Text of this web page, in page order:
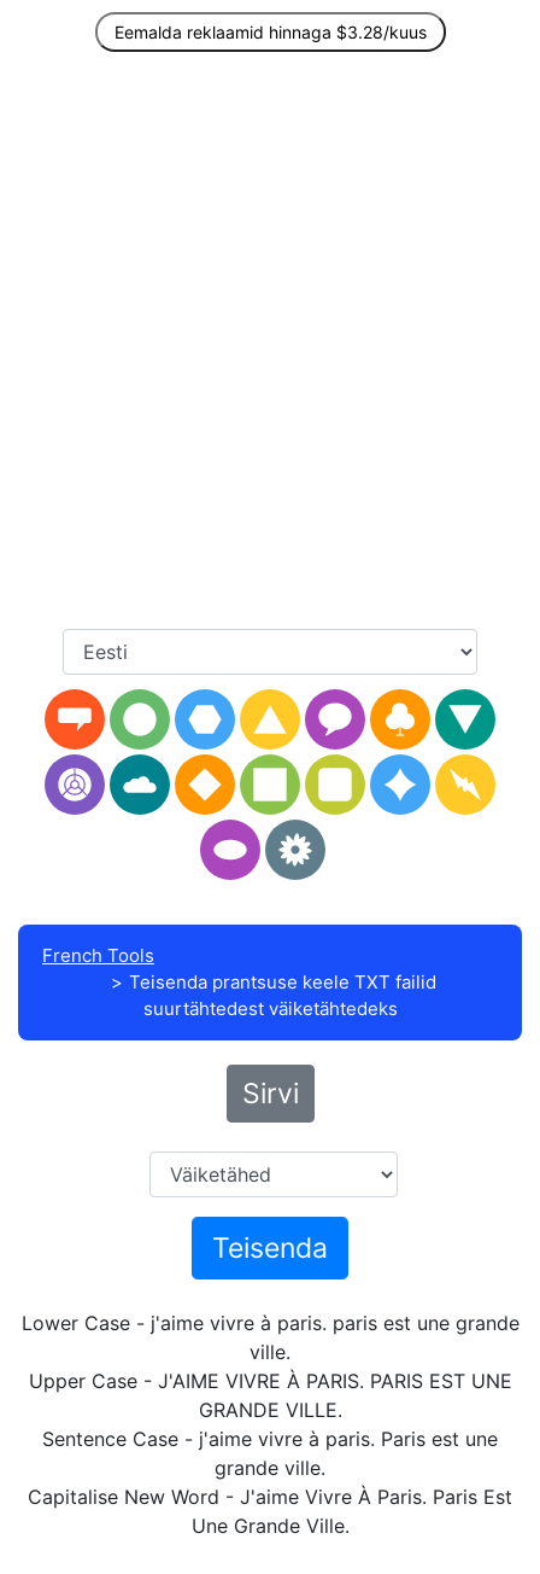
Eemalda reklaamid hinnaga $3.28/kuus
French Tools
Teisenda prantsuse keele TXT failid
suurtähtedest väiketähtedeks
Sirvi
Teisenda
Lower Case - j'aime vivre à paris. paris est une grande
ville.
Upper Case - J'AIME VIVRE À PARIS. PARIS EST UNE
GRANDE VILLE.
Sentence Case - j'aime vivre à paris. Paris est une
grande ville.
Capitalise New Word - J'aime Vivre À Paris. Paris Est
Une Grande Ville.